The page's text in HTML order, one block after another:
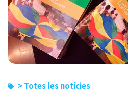
> Totes les notícies